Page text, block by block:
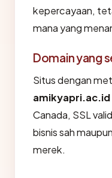
kepercayaan,
mana yang
Domain yang
Situs dengan
amikyapri.ac.id
Canada, SSL
bisnis sah
merek.